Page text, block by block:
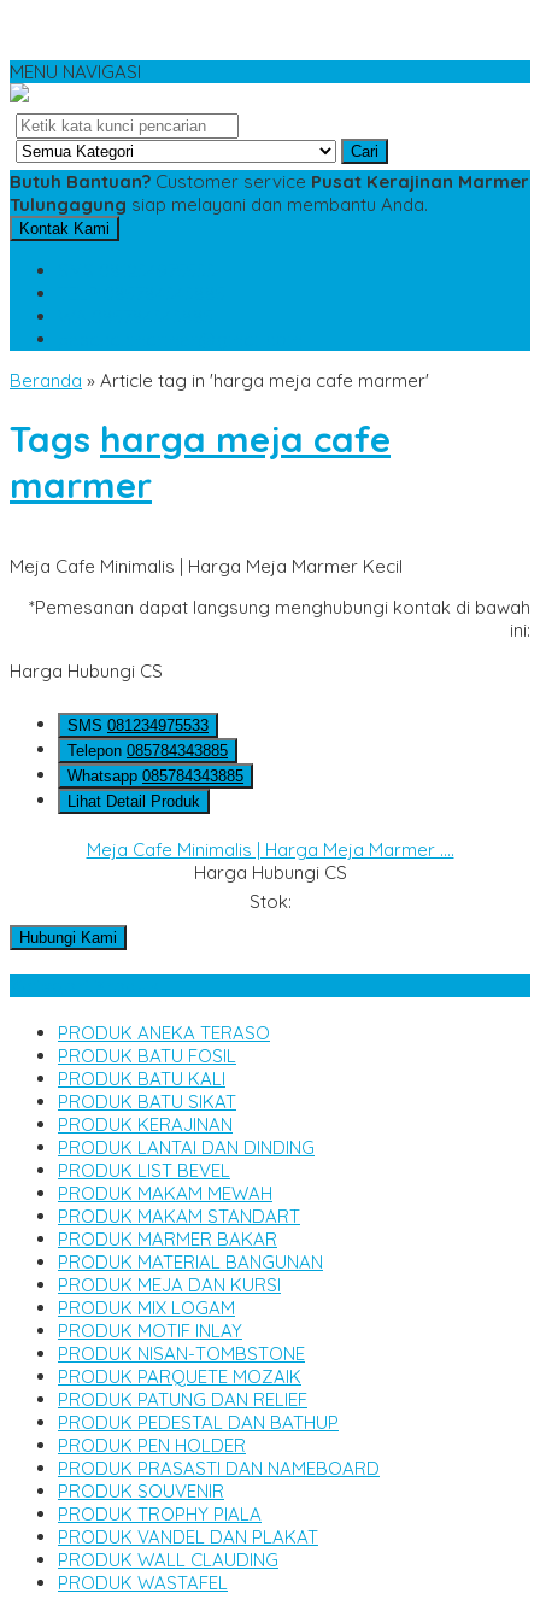
MENU NAVIGASI
Cari
Butuh Bantuan? Customer service Pusat Kerajinan Marmer
Tulungagung siap melayani dan membantu Anda.
Kontak Kami
Beranda » Article tag in 'harga meja cafe marmer'
Tags harga meja cafe
marmer
Meja Cafe Minimalis | Harga Meja Marmer Kecil
*Pemesanan dapat langsung menghubungi kontak di bawah
ini:
Harga Hubungi CS
SMS 081234975533
Telepon 085784343885
Whatsapp 085784343885
Lihat Detail Produk
Meja Cafe Minimalis | Harga Meja Marmer ....
Harga Hubungi CS
Stok:
Hubungi Kami
PRODUK ANEKA TERASO
PRODUK BATU FOSIL
PRODUK BATU KALI
PRODUK BATU SIKAT
PRODUK KERAJINAN
PRODUK LANTAI DAN DINDING
PRODUK LIST BEVEL
PRODUK MAKAM MEWAH
PRODUK MAKAM STANDART
PRODUK MARMER BAKAR
PRODUK MATERIAL BANGUNAN
PRODUK MEJA DAN KURSI
PRODUK MIX LOGAM
PRODUK MOTIF INLAY
PRODUK NISAN-TOMBSTONE
PRODUK PARQUETE MOZAIK
PRODUK PATUNG DAN RELIEF
PRODUK PEDESTAL DAN BATHUP
PRODUK PEN HOLDER
PRODUK PRASASTI DAN NAMEBOARD
PRODUK SOUVENIR
PRODUK TROPHY PIALA
PRODUK VANDEL DAN PLAKAT
PRODUK WALL CLAUDING
PRODUK WASTAFEL